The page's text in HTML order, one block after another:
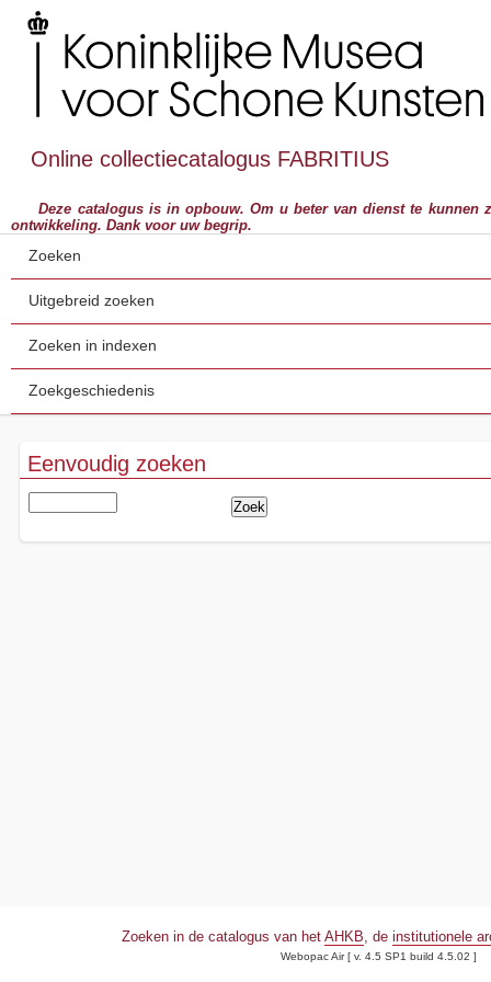
Online collectiecatalogus FABRITIUS
Deze catalogus is in opbouw. Om u beter van dienst te kunnen
ontwikkeling. Dank voor uw begrip.
Zoeken
Uitgebreid zoeken
Zoeken in indexen
Zoekgeschiedenis
Eenvoudig zoeken
Zoeken in de catalogus van het AHKB, de institutionele
Webopac Air [ v. 4.5 SP1 build 4.5.02 ]